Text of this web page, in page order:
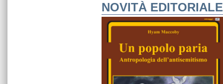
NOVITÀ